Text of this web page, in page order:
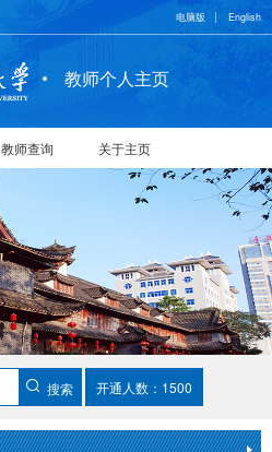
电脑版 English
教师个人主页
教师查询 关于主页
搜索 开通人数：1500